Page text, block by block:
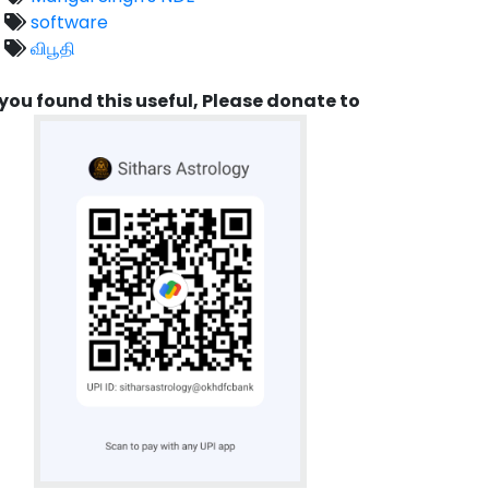
software
விபூதி
found this useful, Please donate to